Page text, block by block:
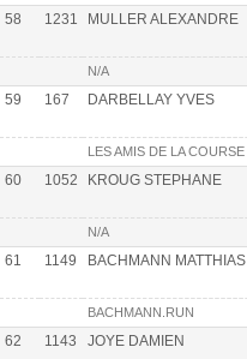
58 1231 MULLER ALEXANDRE
N/A
59 167 DARBELLAY YVES
LES AMIS DE LA COURSE
60 1052 KROUG STEPHANE
N/A
61 1149 BACHMANN MATTHIAS
BACHMANN.RUN
62 1143 JOYE DAMIEN